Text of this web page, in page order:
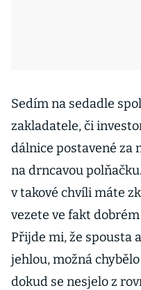
Sedím na sedadle
zakladatele, či
dálnice postavené za
na drncavou
v takové chvíli máte
vezete ve fakt
Přijde mi, že spousta
jehlou, možná
dokud se nesjelo z